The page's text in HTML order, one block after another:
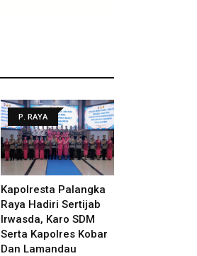
P. RAYA
Kapolresta Palangka
Raya Hadiri Sertijab
Irwasda, Karo SDM
Serta Kapolres Kobar
Dan Lamandau